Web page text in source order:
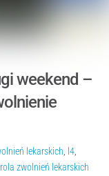
weekend –
lekarskich, l4,
zwolnień lekarskich